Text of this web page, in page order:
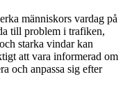
människors vardag på
till problem i trafiken,
starka vindar kan
att vara informerad om
och anpassa sig efter